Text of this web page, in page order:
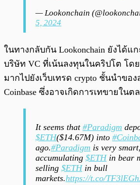
— Lookonchain
5, 2024
ในทางกลับกัน Lookonchain ยังได้แก
บริษัท VC ที่เน้นลงทุนในคริปโต โด
มากไปยังเว็บเทรด crypto ชั้นนำขอ
Coinbase ซึ่งอาจเกิดการเทขายในต
It seems that #Paradigm
$ETH($14.67M) into
ago.#Paradigm is very smart,
accumulating $ETHin bear
selling $ETHin bull
markets.https://t.co/